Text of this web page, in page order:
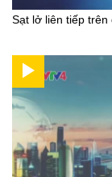
Sạt lở liên tiếp